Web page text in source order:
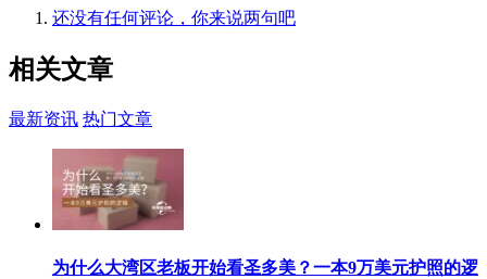
还没有任何评论，你来说两句吧
相关文章
最新资讯 热门文章
为什么大湾区老板开始看圣多美？一本9万美元护照的逻